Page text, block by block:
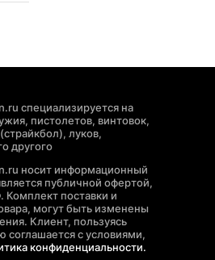
специализируется на
пистолетов, винтовок,
луков,
другого
носит информационный
публичной офертой,
Комплект поставки и
могут быть изменены
Клиент, пользуясь
с условиями,
конфиденциальности.